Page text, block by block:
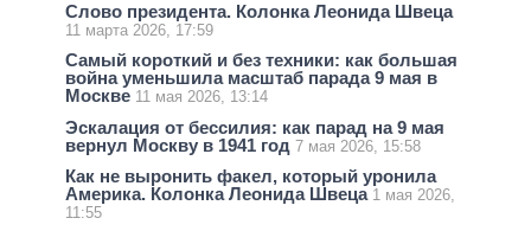
Слово президента. Колонка Леонида Швеца
11 марта 2026, 17:59
Самый короткий и без техники: как большая
война уменьшила масштаб парада 9 мая в
Москве 11 мая 2026, 13:14
Эскалация от бессилия: как парад на 9 мая
вернул Москву в 1941 год 7 мая 2026, 15:58
Как не выронить факел, который уронила
Америка. Колонка Леонида Швеца 1 мая 2026,
11:55